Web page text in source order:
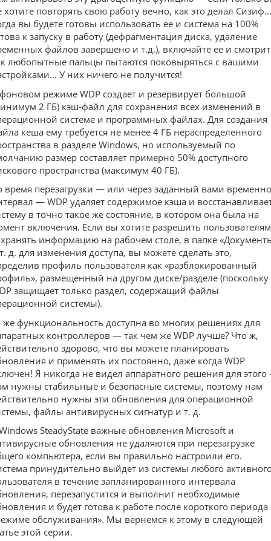
хотите повторять свою работу вечно, как это делал Сизиф…
вы будете готовы использовать ее и система на 100%
к запуску в работу (дефрагментация диска, удаление
файлов завершено и т.д.), включайте ее и
любопытные пальцы пытаются поковыряться с вашими
У них ничего не получится!
режиме WDP создает и резервирует большой
2 ГБ) кэш-файл для сохранения всех изменений в
системе и программных файлах. Для создания
кеша ему требуется не менее 4 ГБ нераспределенного
в разделе Windows, но используемый по
размер составляет примерно 50% доступного
пространства (максимум 40 ГБ).
время перезагрузки — или через заданный вами
— WDP удаляет содержимое кэша и
в точно такое же состояние, в котором она была на
включения. Если вы хотите разрешить пользователям
информацию на рабочем столе, в папке
д. для изменения доступа, вы можете сделать это,
профиль пользователя как «разблокированный
размещенный на другом диске/разделе (поскольку
защищает только раздел, содержащий файлы
системы).
же функциональность доступна во многих решениях для
контроллеров — так чем же WDP лучше? Что ж,
здорово, что вы можете планировать
и применять их постоянно, даже когда WDP
Я никогда не видел аппаратного решения для
нужны стабильные и безопасные системы, поэтому нам
нужны эти обновления для операционной
файлы антивирусных сигнатур и т. д.
SteadyState важные обновления Microsoft и
обновления не удаляются при перезагрузке
компьютера, если вы правильно настроили его.
принудительно выйдет из системы любого
в течение запланированного интервала
перезапустится и выполнит необходимые
и будет готова к работе после короткого периода
обслуживания». Мы вернемся к этому в следующей
этой серии.